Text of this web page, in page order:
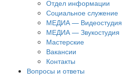
Отдел информации
Социальное служение
МЕДИА — Видеостудия
МЕДИА — Звукостудия
Мастерские
Вакансии
Контакты
Вопросы и ответы